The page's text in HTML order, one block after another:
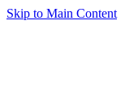
Skip to Main Content